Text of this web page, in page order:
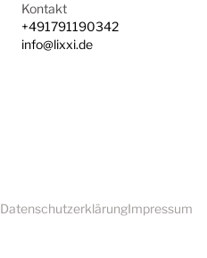
Kontakt
+491791190342
info@lixxi.de
DatenschutzerklärungImpressum